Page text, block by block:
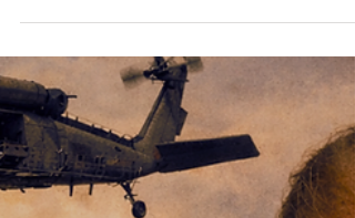
Venezuela en el
Naufragio | Huellas de la
Historia
Son como las 7 de la tarde. Nosotros de turistas.
bus que tomamos de paso en la ruta que tiene
como destino Santa Marta. Viene de Cúcuta. Viene